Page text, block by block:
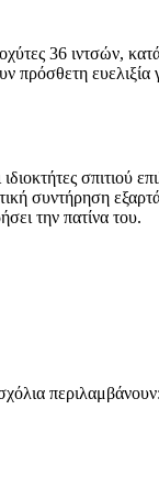
36 ιντσών,
ευελιξία
σπιτιού
συντήρηση
την πατίνα του.
περιλαμβάνουν: